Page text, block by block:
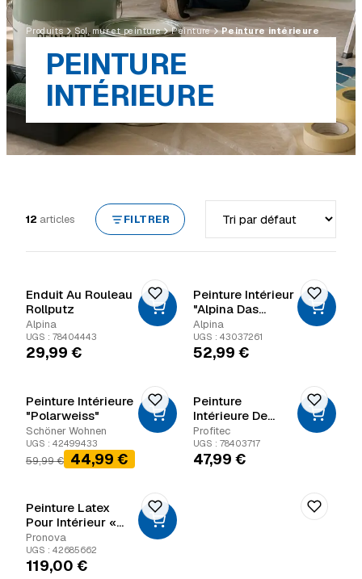
Produits Sol, mur et peinture Peinture Peinture intérieure
PEINTURE
INTÉRIEURE
12 articles FILTRER
Enduit Au Rouleau
Rollputz
Alpina
UGS : 78404443
29,99 €
Peinture Intérieur
"Alpina Das
Original"
Alpina
UGS : 43037261
52,99 €
Peinture Intérieure
"Polarweiss"
Schöner Wohnen
UGS : 42499433
59,99€
Le prix initial était : 59,99 €.
44,99 €
Le prix actuel est : 44,99 €.
Peinture
Intérieure De
Remplissage
Léger P107 Ratio
Din
Profitec
UGS : 78403717
47,99 €
Peinture Latex
Pour Intérieur «
P154 Acrylotex
Satiné 10 »
Pronova
UGS : 42685662
119,00 €